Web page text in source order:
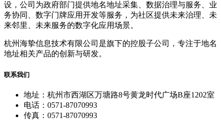
设，公司为政府部门提供地名地址采集、数据治理与服务、业
务协同、数字门牌应用开发等服务，为社区提供未来治理、未
来邻里、未来服务的数字化应用场景。
杭州海挚信息技术有限公司是旗下的控股子公司，专注于地名
地址相关产品的创新与研发。
联系我们
地址：杭州市西湖区万塘路8号黄龙时代广场B座1202室
电话：0571-87070993
传真：0571-87070993